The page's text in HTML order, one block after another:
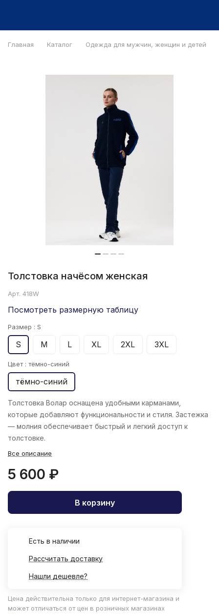
Главная Каталог Одежда для мужчин, женщин и детей
Толстовка начёсом женская
Арт. 418W
Посмотреть размерную таблицу
Размер : S
S M L XL 2XL 3XL
Цвет : тёмно-синий
тёмно-синий
Толстовка Волар оснащена удобными карманами,
которые добавляют функциональности и стиля. Застежка
— молния обеспечивает быстрый и легкий доступ к
толстовке.
Все описание
5 600 ₽
В корзину
Есть в наличии
Рассчитать доставку
Нашли дешевле?
Цена действительна только для интернет-магазина и
может отличаться от цен в розничных магазинах